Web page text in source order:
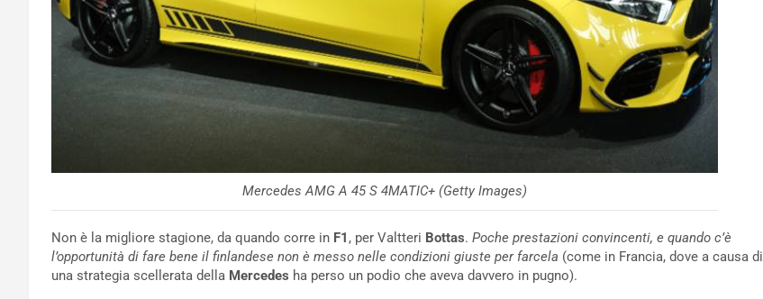
Mercedes AMG A 45 S 4MATIC+ (Getty Images)
Non è la migliore stagione, da quando corre in F1 , per Valtteri Bottas. Poche prestazioni convincenti, e quando c’è
l’opportunità di fare bene il finlandese non è messo nelle condizioni giuste per farcela (come in Francia, dove a causa di
una strategia scellerata della Mercedes ha perso un podio che aveva davvero in pugno).